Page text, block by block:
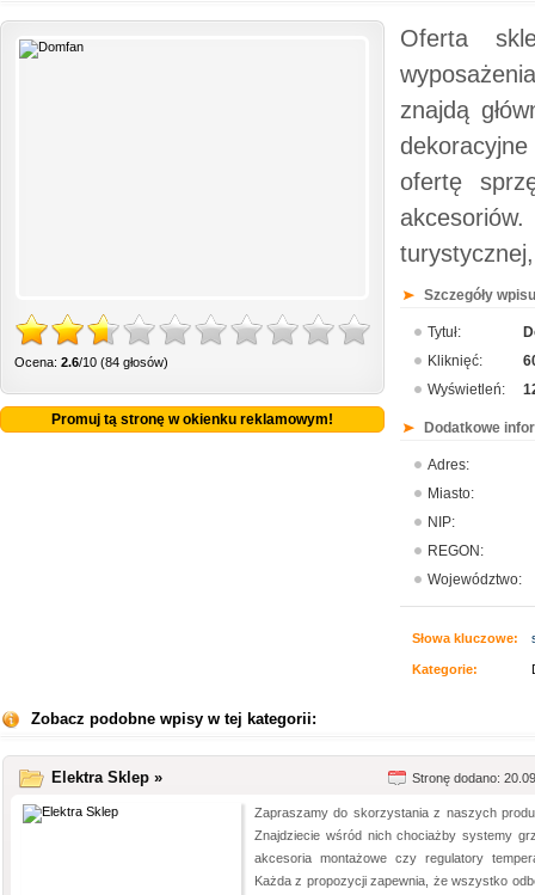
Ocena: 2.6/10 (84 głosów)
Promuj tą stronę w okienku reklamowym!
Oferta
znajdą
ofertę
Szczegóły
Tytuł:
Kliknięć:
Wyświetleń:
Dodatkowe
Adres:
Miasto:
NIP:
REGON:
Województwo:
Słowa kluczowe:
Kategorie:
Zobacz podobne wpisy w tej kategorii:
Elektra Sklep » Stronę dodano:
Zapraszamy do skorzystania z naszych
Znajdziecie wśród nich chociażby systemy
akcesoria montażowe czy regulatory
Każda z propozycji zapewnia, że wszystko